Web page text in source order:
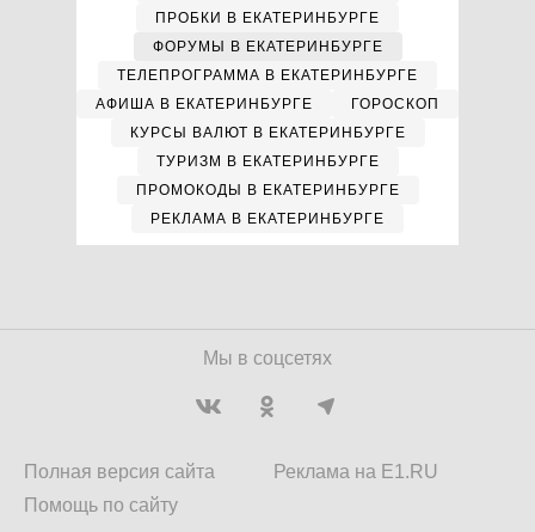
ПРОБКИ В ЕКАТЕРИНБУРГЕ
ФОРУМЫ В ЕКАТЕРИНБУРГЕ
ТЕЛЕПРОГРАММА В ЕКАТЕРИНБУРГЕ
АФИША В ЕКАТЕРИНБУРГЕ
ГОРОСКОП
КУРСЫ ВАЛЮТ В ЕКАТЕРИНБУРГЕ
ТУРИЗМ В ЕКАТЕРИНБУРГЕ
ПРОМОКОДЫ В ЕКАТЕРИНБУРГЕ
РЕКЛАМА В ЕКАТЕРИНБУРГЕ
Мы в соцсетях
Полная версия сайта
Помощь по сайту
Реклама на E1.RU